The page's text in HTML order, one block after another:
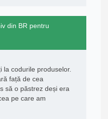
din BR pentru
la codurile produselor.
față de cea
să o păstrez deși era
pe care am